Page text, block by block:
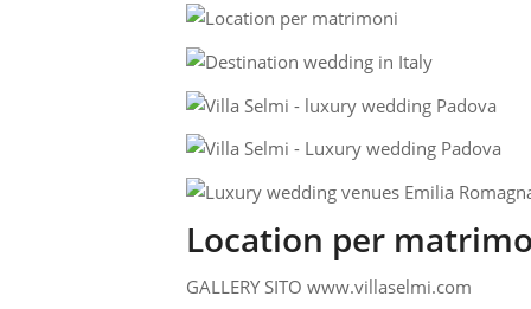
Location per
GALLERY SITO www.villaselmi.com